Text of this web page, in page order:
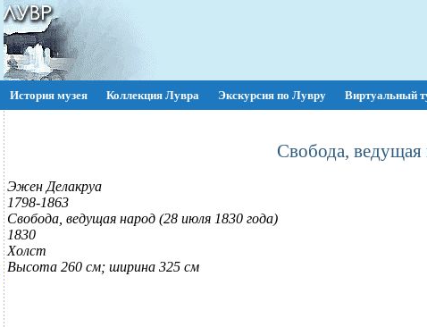
История музея Коллекция Лувра Экскурсия по Лувру Виртуальный
Свобода,
Эжен Делакруа
1798-1863
Свобода, ведущая народ (28 июля 1830 года)
1830
Холст
Высота 260 см; ширина 325 см